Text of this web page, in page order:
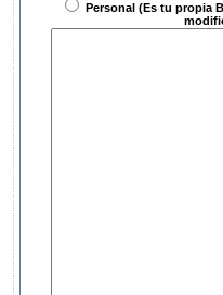
Personal (Es tu propia